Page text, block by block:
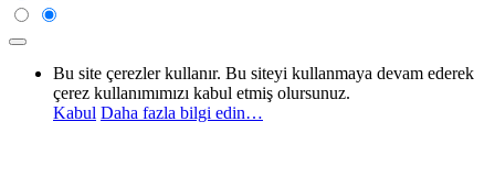
Bu site çerezler kullanır. Bu siteyi kullanmaya devam ederek
çerez kullanımımızı kabul etmiş olursunuz.
Kabul Daha fazla bilgi edin…